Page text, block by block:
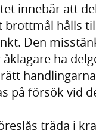
innebär att
brottmål hålls
Den
ha
på försök vid
träda i